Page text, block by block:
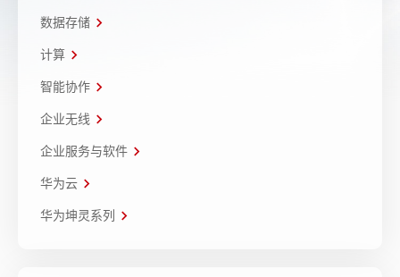
数据存储
计算
智能协作
企业无线
企业服务与软件
华为云
华为坤灵系列